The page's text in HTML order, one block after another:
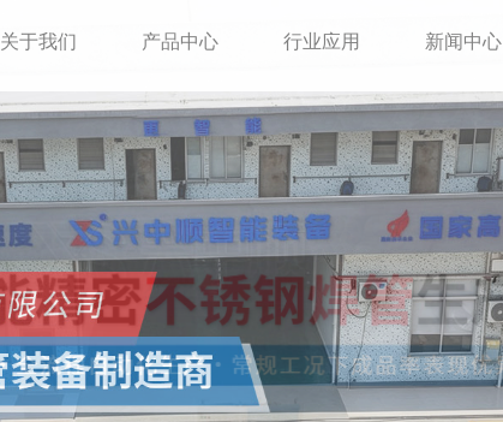
关于我们 产品中心 行业应用 新闻中心